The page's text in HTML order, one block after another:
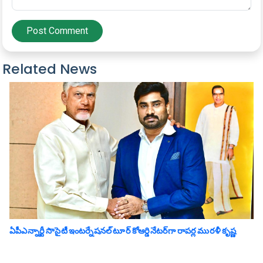
Post Comment
Related News
ఏపీఎన్నార్టీ సొసైటీ ఇంటర్నేషనల్ టూర్ కోఆర్డినేటర్‌గా రాపర్ల మురళీ కృష్ణ